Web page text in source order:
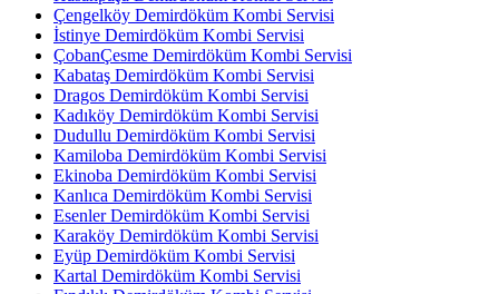
Çengelköy Demirdöküm Kombi Servisi
İstinye Demirdöküm Kombi Servisi
ÇobanÇesme Demirdöküm Kombi Servisi
Kabataş Demirdöküm Kombi Servisi
Dragos Demirdöküm Kombi Servisi
Kadıköy Demirdöküm Kombi Servisi
Dudullu Demirdöküm Kombi Servisi
Kamiloba Demirdöküm Kombi Servisi
Ekinoba Demirdöküm Kombi Servisi
Kanlıca Demirdöküm Kombi Servisi
Esenler Demirdöküm Kombi Servisi
Karaköy Demirdöküm Kombi Servisi
Eyüp Demirdöküm Kombi Servisi
Kartal Demirdöküm Kombi Servisi